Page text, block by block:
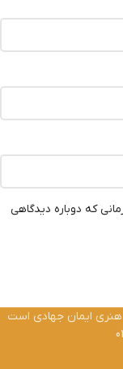
که دوباره دیدگاهی
ایمان جهادی است